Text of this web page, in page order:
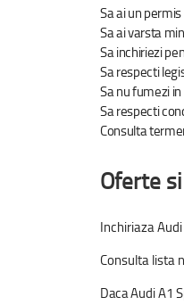
Sa ai un
Sa ai varsta
Sa inchiriezi
Sa respecti
Sa nu fumezi
Sa respecti
Consulta
Oferte
Inchiriaza
Consulta lista
DacaAudi A1